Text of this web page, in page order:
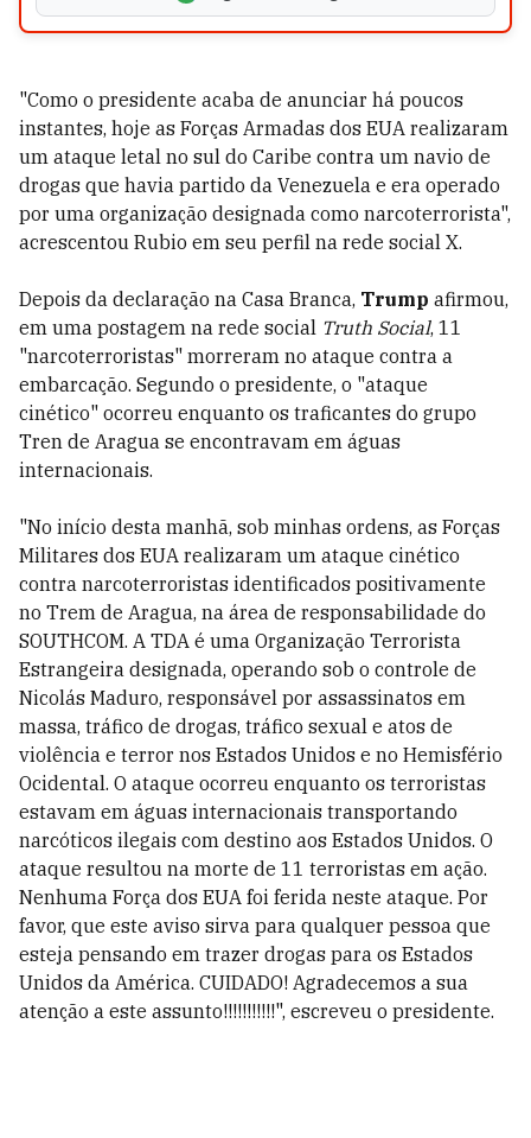
"Como o presidente acaba de anunciar há poucos
instantes, hoje as Forças Armadas dos EUA realizaram
um ataque letal no sul do Caribe contra um navio de
drogas que havia partido da Venezuela e era operado
por uma organização designada como narcoterrorista",
acrescentou Rubio em seu perfil na rede social X.
Depois da declaração na Casa Branca, Trump afirmou,
em uma postagem na rede social Truth Social, 11
"narcoterroristas" morreram no ataque contra a
embarcação. Segundo o presidente, o "ataque
cinético" ocorreu enquanto os traficantes do grupo
Tren de Aragua se encontravam em águas
internacionais.
"No início desta manhã, sob minhas ordens, as Forças
Militares dos EUA realizaram um ataque cinético
contra narcoterroristas identificados positivamente
no Trem de Aragua, na área de responsabilidade do
SOUTHCOM. A TDA é uma Organização Terrorista
Estrangeira designada, operando sob o controle de
Nicolás Maduro, responsável por assassinatos em
massa, tráfico de drogas, tráfico sexual e atos de
violência e terror nos Estados Unidos e no Hemisfério
Ocidental. O ataque ocorreu enquanto os terroristas
estavam em águas internacionais transportando
narcóticos ilegais com destino aos Estados Unidos. O
ataque resultou na morte de 11 terroristas em ação.
Nenhuma Força dos EUA foi ferida neste ataque. Por
favor, que este aviso sirva para qualquer pessoa que
esteja pensando em trazer drogas para os Estados
Unidos da América. CUIDADO! Agradecemos a sua
atenção a este assunto!!!!!!!!!!!", escreveu o presidente.